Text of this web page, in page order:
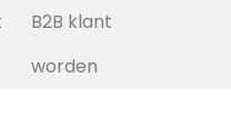
B2B klant
worden